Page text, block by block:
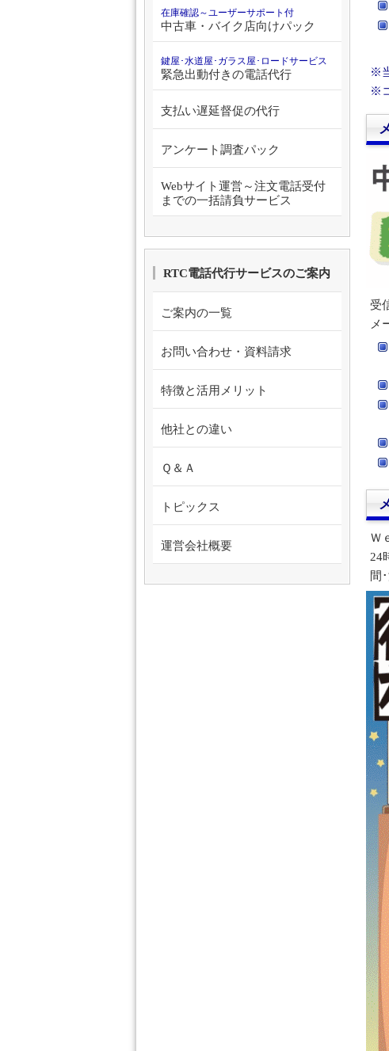
※
※
受
メ
Ｗ
24
間
在庫確認～ユーザーサポート付
中古車・バイク店向けパック
鍵屋･水道屋･ガラス屋･ロードサービス
緊急出動付きの電話代行
支払い遅延督促の代行
アンケート調査パック
Webサイト運営～注文電話受付
までの一括請負サービス
RTC電話代行サービスのご案内
ご案内の一覧
お問い合わせ・資料請求
特徴と活用メリット
他社との違い
Ｑ＆Ａ
トピックス
運営会社概要